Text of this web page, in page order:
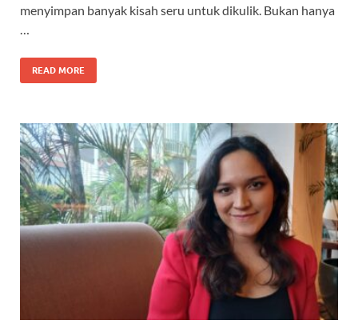
menyimpan banyak kisah seru untuk dikulik. Bukan hanya
…
READ MORE